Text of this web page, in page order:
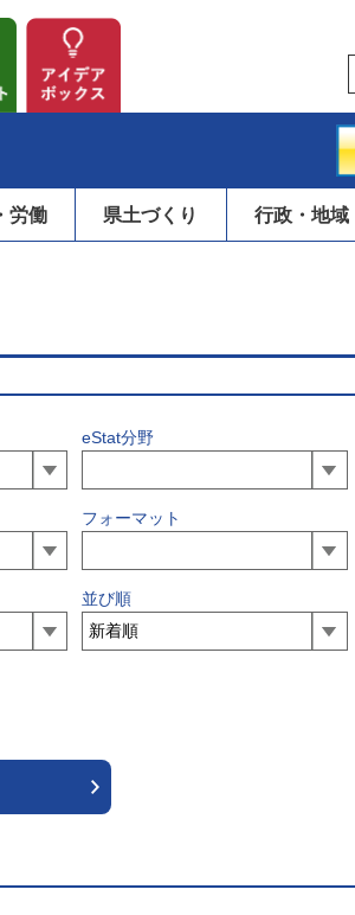
労働 県土づくり 行政・地域
eStat分野
フォーマット
並び順